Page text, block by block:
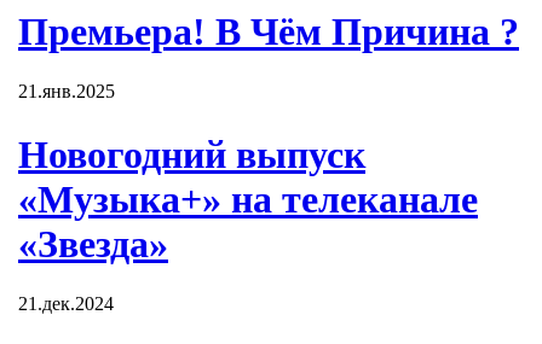
Премьера! В Чём Причина ?
21.янв.2025
Новогодний выпуск
«Музыка+» на телеканале
«Звезда»
21.дек.2024